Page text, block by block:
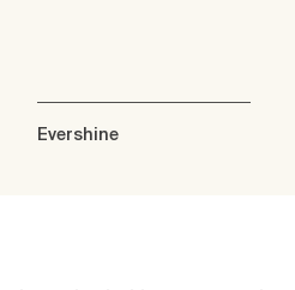
Evershine